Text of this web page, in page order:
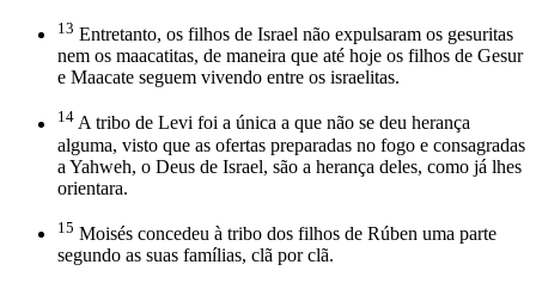
13 Entretanto, os filhos de Israel não expulsaram os gesuritas
nem os maacatitas, de maneira que até hoje os filhos de Gesur
e Maacate seguem vivendo entre os israelitas.
14 A tribo de Levi foi a única a que não se deu herança
alguma, visto que as ofertas preparadas no fogo e consagradas
a Yahweh, o Deus de Israel, são a herança deles, como já lhes
orientara.
15 Moisés concedeu à tribo dos filhos de Rúben uma parte
segundo as suas famílias, clã por clã.